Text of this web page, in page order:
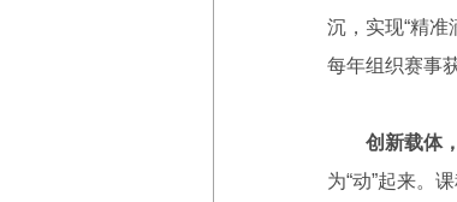
沉，实现“精准
每年组织赛事
创新载体
为“动”起来。